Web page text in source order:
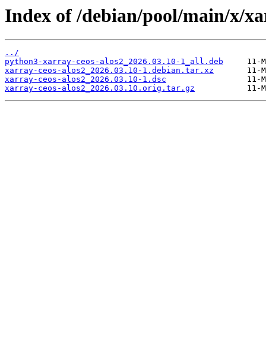
Index of /debian/pool/main/x/
../
python3-xarray-ceos-alos2_2026.03.10-1_all.deb
xarray-ceos-alos2_2026.03.10-1.debian.tar.xz
xarray-ceos-alos2_2026.03.10-1.dsc
xarray-ceos-alos2_2026.03.10.orig.tar.gz